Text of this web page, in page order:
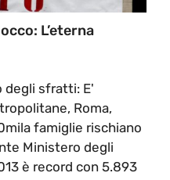
L’eterna
degli sfratti: E'
Roma,
famiglie rischiano
Ministero degli
è record con 5.893